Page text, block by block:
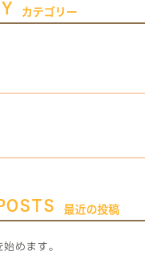
カテゴリー
最近の投稿
めます。